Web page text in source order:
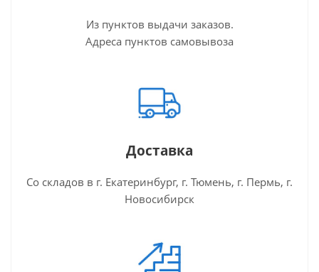
Из пунктов выдачи заказов.
Адреса пунктов самовывоза
Доставка
Со складов в г. Екатеринбург, г. Тюмень, г. Пермь, г.
Новосибирск